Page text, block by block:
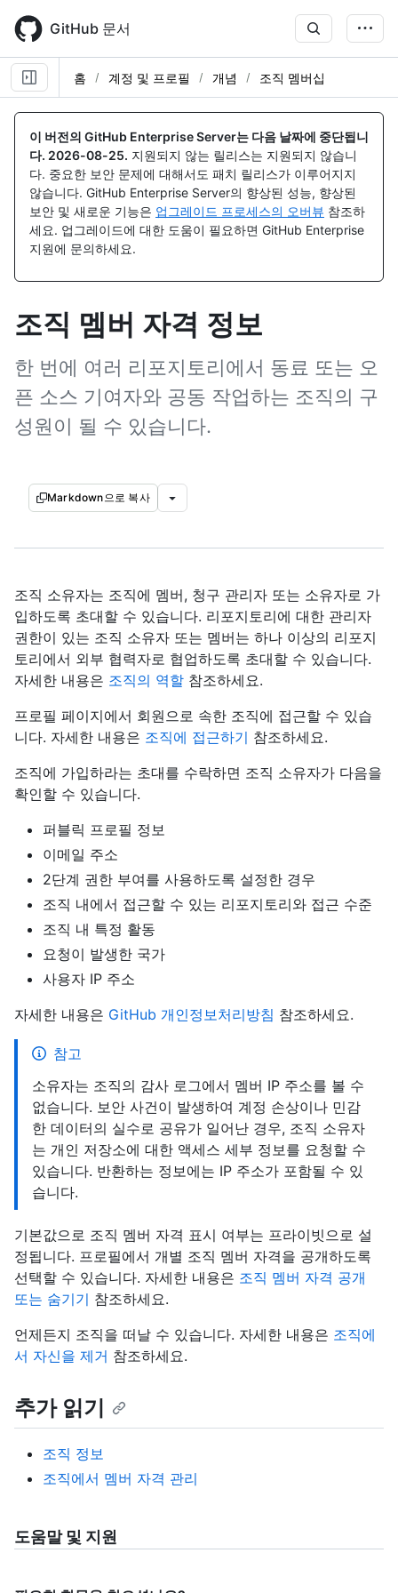
main
content
GitHub 문서
홈 계정 및 프로필 개념 조직 멤버십
이 버전의 GitHub Enterprise Server는 다음 날짜에 중단됩니
다. 2026-08-25. 지원되지 않는 릴리스는 지원되지 않습니
다. 중요한 보안 문제에 대해서도 패치 릴리스가 이루어지지
않습니다. GitHub Enterprise Server의 향상된 성능, 향상된
보안 및 새로운 기능은 업그레이드 프로세스의 오버뷰 참조하
세요. 업그레이드에 대한 도움이 필요하면 GitHub Enterprise
지원에 문의하세요.
조직 멤버 자격 정보
한 번에 여러 리포지토리에서 동료 또는 오
픈 소스 기여자와 공동 작업하는 조직의 구
성원이 될 수 있습니다.
Markdown으로 복사
조직 소유자는 조직에 멤버, 청구 관리자 또는 소유자로 가
입하도록 초대할 수 있습니다. 리포지토리에 대한 관리자
권한이 있는 조직 소유자 또는 멤버는 하나 이상의 리포지
토리에서 외부 협력자로 협업하도록 초대할 수 있습니다.
자세한 내용은 조직의 역할 참조하세요.
프로필 페이지에서 회원으로 속한 조직에 접근할 수 있습
니다. 자세한 내용은 조직에 접근하기 참조하세요.
조직에 가입하라는 초대를 수락하면 조직 소유자가 다음을
확인할 수 있습니다.
퍼블릭 프로필 정보
이메일 주소
2단계 권한 부여를 사용하도록 설정한 경우
조직 내에서 접근할 수 있는 리포지토리와 접근 수준
조직 내 특정 활동
요청이 발생한 국가
사용자 IP 주소
자세한 내용은 GitHub 개인정보처리방침 참조하세요.
참고
소유자는 조직의 감사 로그에서 멤버 IP 주소를 볼 수
없습니다. 보안 사건이 발생하여 계정 손상이나 민감
한 데이터의 실수로 공유가 일어난 경우, 조직 소유자
는 개인 저장소에 대한 액세스 세부 정보를 요청할 수
있습니다. 반환하는 정보에는 IP 주소가 포함될 수 있
습니다.
기본값으로 조직 멤버 자격 표시 여부는 프라이빗으로 설
정됩니다. 프로필에서 개별 조직 멤버 자격을 공개하도록
선택할 수 있습니다. 자세한 내용은 조직 멤버 자격 공개
또는 숨기기 참조하세요.
언제든지 조직을 떠날 수 있습니다. 자세한 내용은 조직에
서 자신을 제거 참조하세요.
추가 읽기
조직 정보
조직에서 멤버 자격 관리
도움말 및 지원